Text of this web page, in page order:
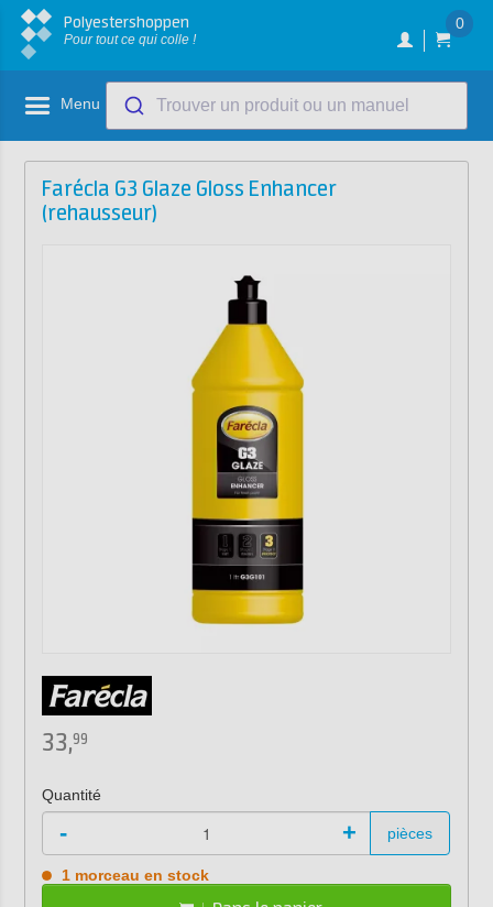
Polyestershoppen
Pour tout ce qui colle !
0
Menu Trouver un produit ou un manuel
Farécla G3 Glaze Gloss Enhancer
(rehausseur)
33,99
Quantité
- + pièces
1 morceau en stock